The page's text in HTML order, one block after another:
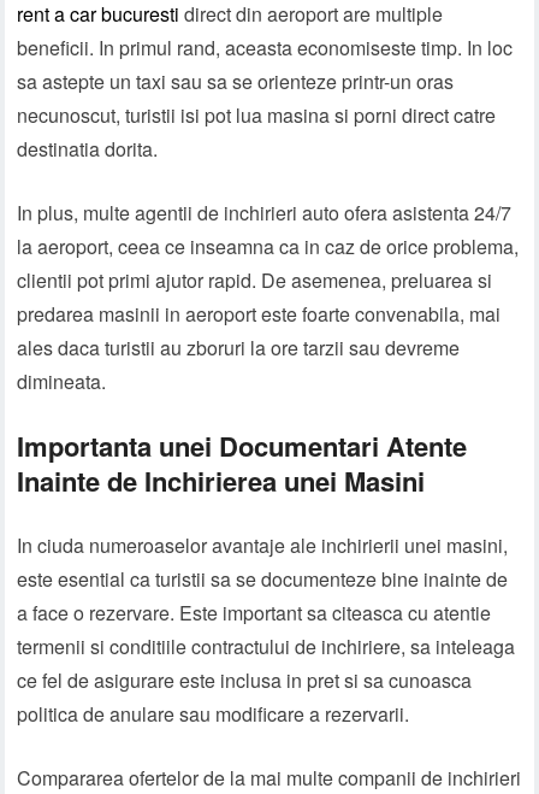
rent a car bucuresti direct din aeroport are multiple
beneficii. In primul rand, aceasta economiseste timp. In loc
sa astepte un taxi sau sa se orienteze printr-un oras
necunoscut, turistii isi pot lua masina si porni direct catre
destinatia dorita.
In plus, multe agentii de inchirieri auto ofera asistenta 24/7
la aeroport, ceea ce inseamna ca in caz de orice problema,
clientii pot primi ajutor rapid. De asemenea, preluarea si
predarea masinii in aeroport este foarte convenabila, mai
ales daca turistii au zboruri la ore tarzii sau devreme
dimineata.
Importanta unei Documentari Atente
Inainte de Inchirierea unei Masini
In ciuda numeroaselor avantaje ale inchirierii unei masini,
este esential ca turistii sa se documenteze bine inainte de
a face o rezervare. Este important sa citeasca cu atentie
termenii si conditiile contractului de inchiriere, sa inteleaga
ce fel de asigurare este inclusa in pret si sa cunoasca
politica de anulare sau modificare a rezervarii.
Compararea ofertelor de la mai multe companii de inchirieri